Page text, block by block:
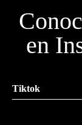
en
Tiktok